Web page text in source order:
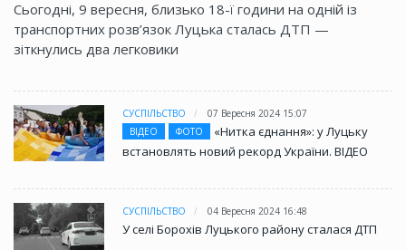
Сьогодні, 9 вересня, близько 18-ї години на одній із
транспортних розв’язок Луцька сталась ДТП —
зіткнулись два легковики
СУСПІЛЬСТВО
07 Вересня 2024 15:07
ВІДЕО
ФОТО
«Нитка єднання»: у Луцьку
встановлять новий рекорд України. ВІДЕО
СУСПІЛЬСТВО 04 Вересня 2024 16:48
У селі Борохів Луцького району сталася ДТП